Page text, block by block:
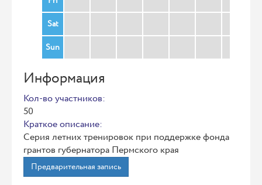
Sat
Sun
Информация
Кол-во участников:
50
Краткое описание:
Серия летних тренировок при поддержке фонда
грантов губернатора Пермского края
Предварительная запись